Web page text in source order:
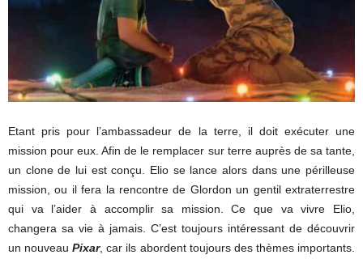
Etant pris pour l’ambassadeur de la terre, il doit exécuter une
mission pour eux. Afin de le remplacer sur terre auprès de sa tante,
un clone de lui est conçu. Elio se lance alors dans une périlleuse
mission, ou il fera la rencontre de Glordon un gentil extraterrestre
qui va l’aider à accomplir sa mission. Ce que va vivre Elio,
changera sa vie à jamais. C’est toujours intéressant de découvrir
un nouveauPixar, car ils abordent toujours des thèmes importants.